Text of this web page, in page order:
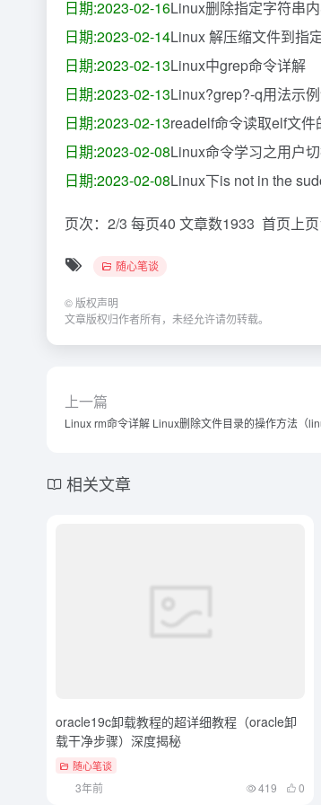
日期:2023-02-16Linux删除指定字符串
日期:2023-02-14Linux 解压缩文件到指
日期:2023-02-13Linux中grep命令详解
日期:2023-02-13Linux?grep?-q用法示
日期:2023-02-13readelf命令读取elf文
日期:2023-02-08Linux命令学习之用户
日期:2023-02-08Linux下is not in the
页次：2/3 每页40 文章数1933 首页上页
随心笔谈
© 版权声明
文章版权归作者所有，未经允许请勿转载。
上一篇
Linux rm命令详解 Linux删除文件目录的操作方法（
相关文章
oracle19c卸载教程的超详细教程（oracle卸
载干净步骤）深度揭秘
随心笔谈
3年前 419 0